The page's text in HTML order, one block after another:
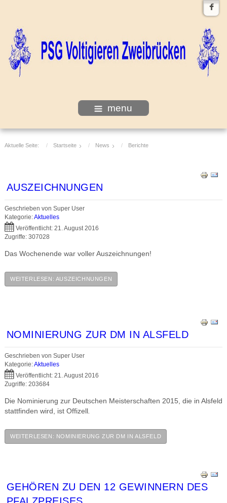
menu
Aktuelle Seite: Startseite News Berichte
AUSZEICHNUNGEN
Geschrieben von Super User
Kategorie:Aktuelles
Veröffentlicht: 21. August 2016
Zugriffe: 307028
Das Wochenende war voller Auszeichnungen!
WEITERLESEN: AUSZEICHNUNGEN
NOMINIERUNG ZUR DM IN ALSFELD
Geschrieben von Super User
Kategorie:Aktuelles
Veröffentlicht: 21. August 2016
Zugriffe: 203684
Die Nominierung zur Deutschen Meisterschaften 2015, die in Alsfeld
stattfinden wird, ist Offizell .
WEITERLESEN: NOMINIERUNG ZUR DM IN ALSFELD
GEHÖREN ZU DEN 12 GEWINNERN DES